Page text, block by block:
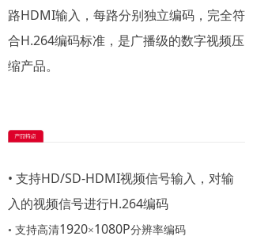
路HDMI输入，每路分别独立编码，完全符
合H.264编码标准，是广播级的数字视频压
缩产品。
• 支持HD/SD-HDMI视频信号输入，对输
入的视频信号进行H.264编码
• 支持高清1920×1080P分辨率编码